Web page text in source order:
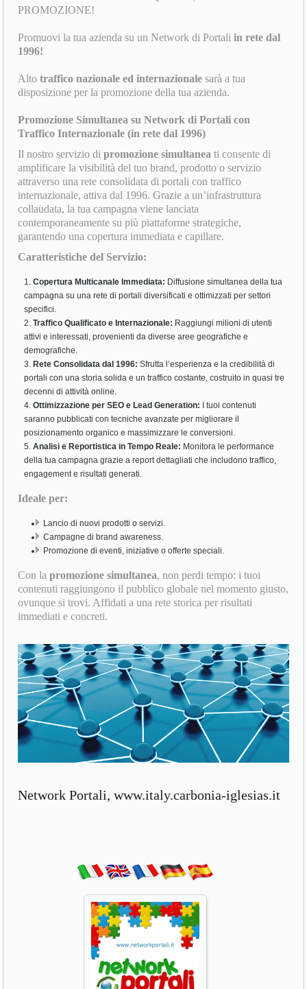
PROMOZIONE!
Promuovi la tua azienda su un Network di Portaliin rete dal
1996!
Altotraffico nazionale ed internazionale sarà a tua
disposizione per la promozione della tua azienda.
Promozione Simultanea su Network di Portali con
Traffico Internazionale (in rete dal 1996)
Il nostro servizio dipromozione simultanea ti consente di
amplificare la visibilità del tuo brand, prodotto o servizio
attraverso una rete consolidata di portali con traffico
internazionale, attiva dal 1996. Grazie a un’infrastruttura
collaudata, la tua campagna viene lanciata
contemporaneamente su più piattaforme strategiche,
garantendo una copertura immediata e capillare.
Caratteristiche del Servizio:
Copertura Multicanale Immediata: Diffusione simultanea della tua
campagna su una rete di portali diversificati e ottimizzati per settori
specifici.
Traffico Qualificato e Internazionale: Raggiungi milioni di utenti
attivi e interessati, provenienti da diverse aree geografiche e
demografiche.
Rete Consolidata dal 1996: Sfrutta l’esperienza e la credibilità di
portali con una storia solida e un traffico costante, costruito in quasi tre
decenni di attività online.
Ottimizzazione per SEO e Lead Generation: I tuoi contenuti
saranno pubblicati con tecniche avanzate per migliorare il
posizionamento organico e massimizzare le conversioni.
Analisi e Reportistica in Tempo Reale: Monitora le performance
della tua campagna grazie a report dettagliati che includono traffico,
engagement e risultati generati.
Ideale per:
Lancio di nuovi prodotti o servizi.
Campagne di brand awareness.
Promozione di eventi, iniziative o offerte speciali.
Con lapromozione simultanea, non perdi tempo: i tuoi
contenuti raggiungono il pubblico globale nel momento giusto,
ovunque si trovi. Affidati a una rete storica per risultati
immediati e concreti.
Network Portali, www.italy.carbonia-iglesias.it